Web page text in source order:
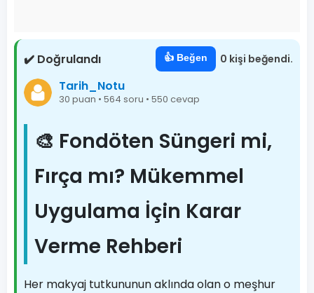
✔️ Doğrulandı 👍 Beğen 0 kişi beğendi.
Tarih_Notu
30 puan • 564 soru • 550 cevap
🎨 Fondöten Süngeri mi,
Fırça mı? Mükemmel
Uygulama İçin Karar
Verme Rehberi
Her makyaj tutkununun aklında olan o meşhur